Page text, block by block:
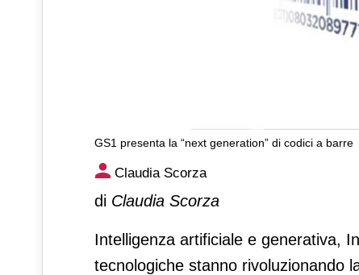
GS1 presenta la “next generation” di codici a barre
GS1 presenta la “next
Claudia Scorza
di Claudia Scorza
Intelligenza artificiale e generativa,
tecnologiche stanno rivoluzionando